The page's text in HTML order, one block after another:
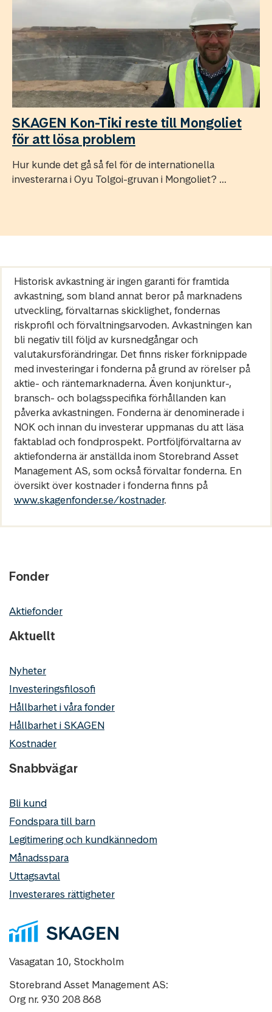
SKAGEN Kon-Tiki reste till Mongoliet
för att lösa problem
Hur kunde det gå så fel för de internationella
investerarna i Oyu Tolgoi-gruvan i Mongoliet? ...
Historisk avkastning är ingen garanti för framtida
avkastning, som bland annat beror på marknadens
utveckling, förvaltarnas skicklighet, fondernas
riskprofil och förvaltningsarvoden. Avkastningen kan
bli negativ till följd av kursnedgångar och
valutakursförändringar. Det finns risker förknippade
med investeringar i fonderna på grund av rörelser på
aktie- och räntemarknaderna. Även konjunktur-,
bransch- och bolagsspecifika förhållanden kan
påverka avkastningen. Fonderna är denominerade i
NOK och innan du investerar uppmanas du att läsa
faktablad och fondprospekt. Portföljförvaltarna av
aktiefonderna är anställda inom Storebrand Asset
Management AS, som också förvaltar fonderna. En
översikt över kostnader i fonderna finns på
www.skagenfonder.se/kostnader.
Fonder
Aktiefonder
Aktuellt
Nyheter
Investeringsfilosofi
Hållbarhet i våra fonder
Hållbarhet i SKAGEN
Kostnader
Snabbvägar
Bli kund
Fondspara till barn
Legitimering och kundkännedom
Månadsspara
Uttagsavtal
Investerares rättigheter
Vasagatan 10, Stockholm
Storebrand Asset Management AS:
Org nr. 930 208 868